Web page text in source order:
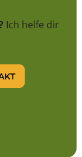
Ich helfe dir